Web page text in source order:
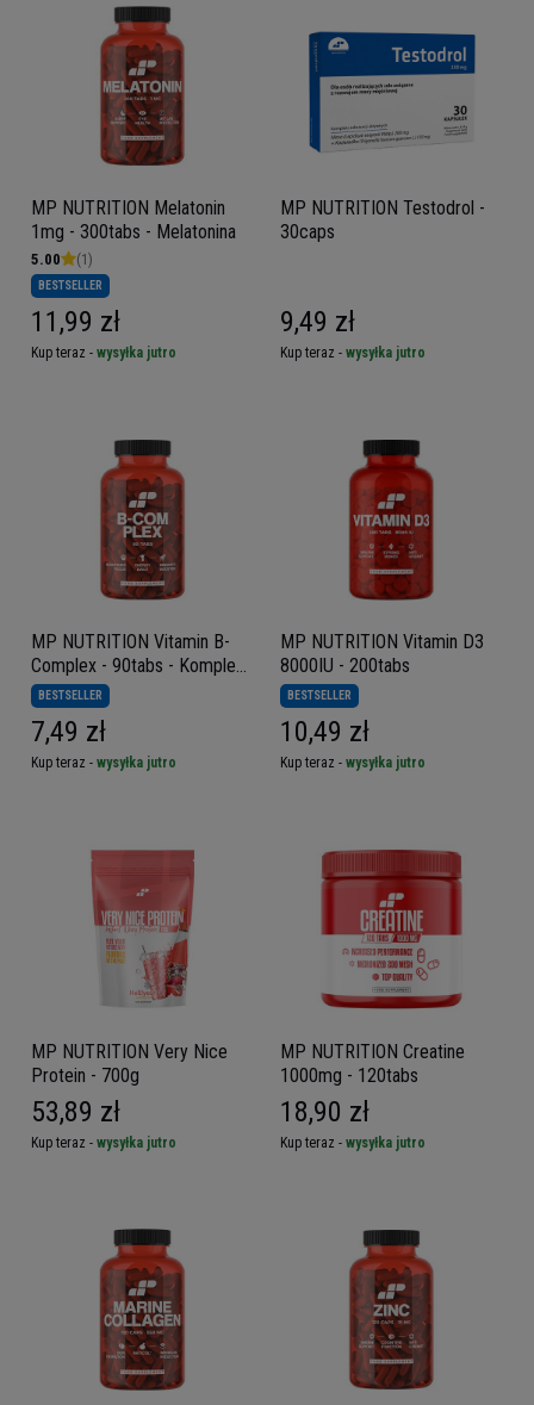
MP NUTRITION Melatonin
1mg - 300tabs - Melatonina
5.00 (1)
BESTSELLER
11,99 zł
Kup teraz - wysyłka jutro
MP NUTRITION Testodrol -
30caps
9,49 zł
Kup teraz - wysyłka jutro
MP NUTRITION Vitamin B-
Complex - 90tabs - Kompleks
Witamin B
BESTSELLER
7,49 zł
Kup teraz - wysyłka jutro
MP NUTRITION Vitamin D3
8000IU - 200tabs
BESTSELLER
10,49 zł
Kup teraz - wysyłka jutro
MP NUTRITION Very Nice
Protein - 700g
53,89 zł
Kup teraz - wysyłka jutro
MP NUTRITION Creatine
1000mg - 120tabs
18,90 zł
Kup teraz - wysyłka jutro